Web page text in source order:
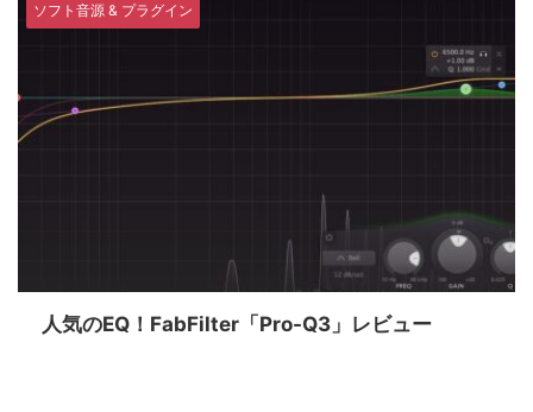
ソフト音源 & プラグイン
人気のEQ！FabFilter「Pro-Q3」レビュー